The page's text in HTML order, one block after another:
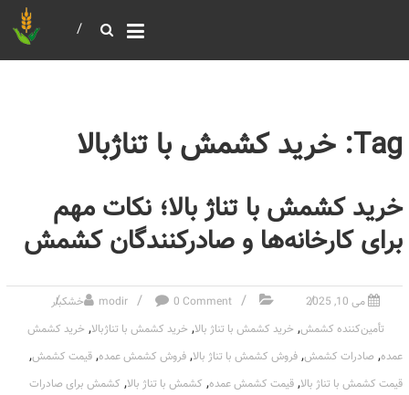
Tag: خرید کشمش با تناژبالا
خرید کشمش با تناژ بالا؛ نکات مهم
برای کارخانه‌ها و صادرکنندگان کشمش
می 10, 2025 modir 0 Comment
خشکبار
تأمین‌کننده کشمش, خرید کشمش با تناژ بالا, خرید کشمش با تناژبالا, خرید کشمش
عمده, صادرات کشمش, فروش کشمش با تناژ بالا, فروش کشمش عمده, قیمت کشمش,
قیمت کشمش با تناژ بالا, قیمت کشمش عمده, کشمش با تناژ بالا, کشمش برای صادرات